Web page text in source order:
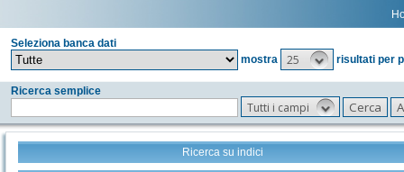
Seleziona banca dati
mostra
25 risultati per
Ricerca semplice
Tutti i campi
Ricerca su indici